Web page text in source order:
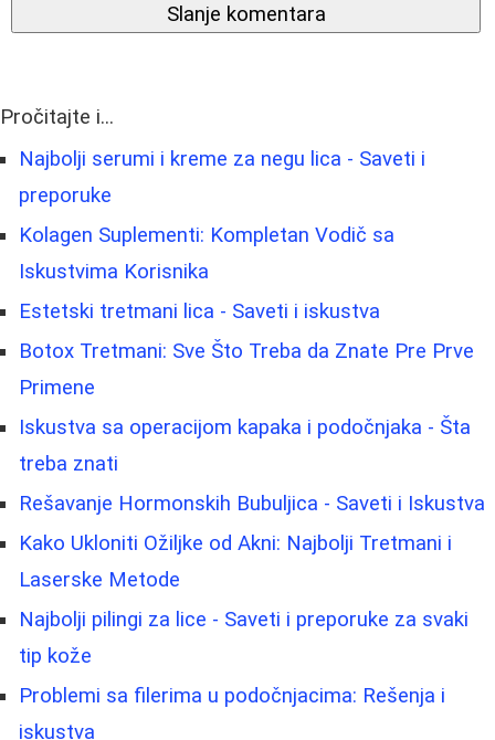
Slanje komentara
Pročitajte i...
Najbolji serumi i kreme za negu lica - Saveti i
preporuke
Kolagen Suplementi: Kompletan Vodič sa
Iskustvima Korisnika
Estetski tretmani lica - Saveti i iskustva
Botox Tretmani: Sve Što Treba da Znate Pre Prve
Primene
Iskustva sa operacijom kapaka i podočnjaka - Šta
treba znati
Rešavanje Hormonskih Bubuljica - Saveti i Iskustva
Kako Ukloniti Ožiljke od Akni: Najbolji Tretmani i
Laserske Metode
Najbolji pilingi za lice - Saveti i preporuke za svaki
tip kože
Problemi sa filerima u podočnjacima: Rešenja i
iskustva